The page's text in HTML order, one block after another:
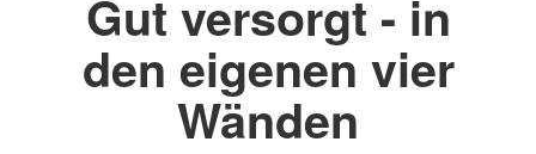
Gut versorgt - in
den eigenen vier
Wänden